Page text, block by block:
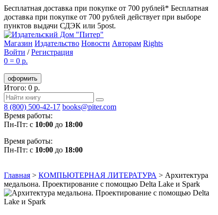
Бесплатная доставка при покупке от 700 рублей* Бесплатная
доставка при покупке от 700 рублей действует при выборе
пунктов выдачи СДЭК или 5post.
Магазин Издательство Новости Авторам Rights
Войти /Регистрация
0 = 0 р.
оформить
Итого: 0 р.
8 (800) 500-42-17 books@piter.com
Время работы:
Пн-Пт: с 10:00 до 18:00
Время работы:
Пн-Пт: с 10:00 до 18:00
Главная > КОМПЬЮТЕРНАЯ ЛИТЕРАТУРА > Архитектура
медальона. Проектирование с помощью Delta Lake и Spark